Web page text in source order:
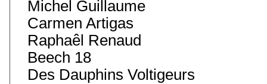
Michel Guillaume
Carmen Artigas
Raphaêl Renaud
Beech 18
Des Dauphins Voltigeurs